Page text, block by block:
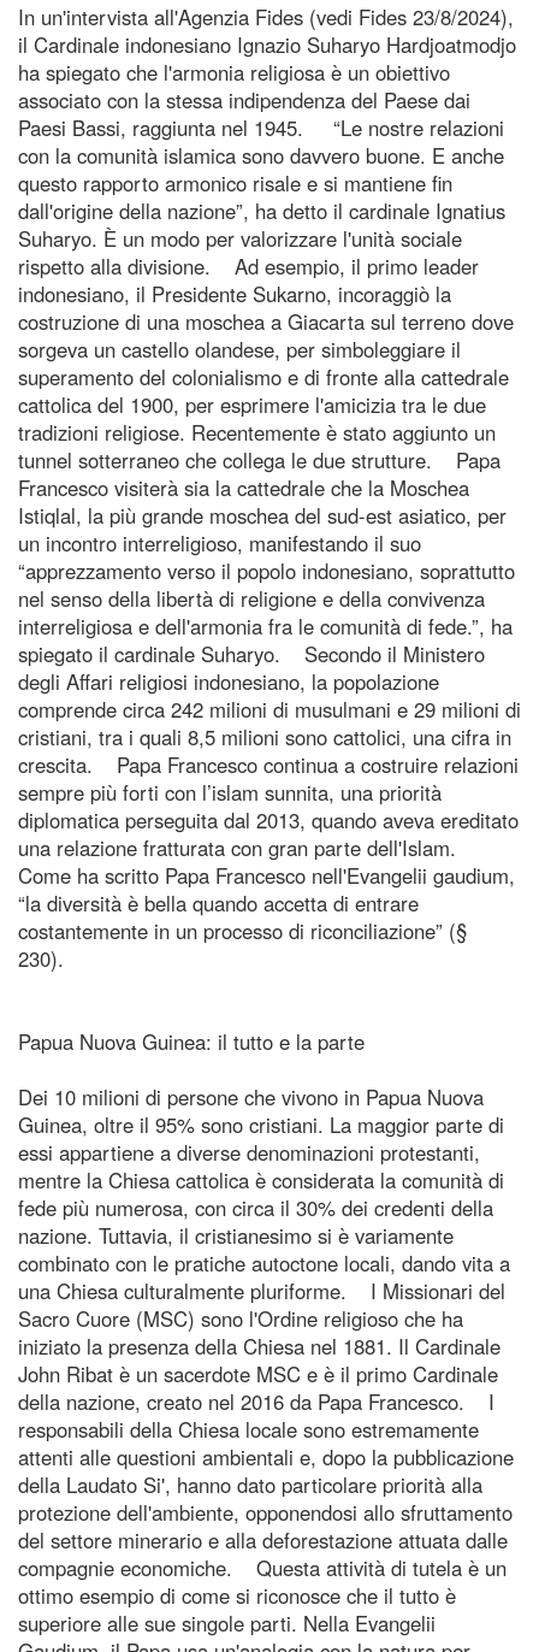
In un'intervista all'Agenzia Fides (vedi Fides 23/8/2024),
il Cardinale indonesiano Ignazio Suharyo Hardjoatmodjo
ha spiegato che l'armonia religiosa è un obiettivo
associato con la stessa indipendenza del Paese dai
Paesi Bassi, raggiunta nel 1945. “Le nostre relazioni
con la comunità islamica sono davvero buone. E anche
questo rapporto armonico risale e si mantiene fin
dall'origine della nazione”, ha detto il cardinale Ignatius
Suharyo. È un modo per valorizzare l'unità sociale
rispetto alla divisione. Ad esempio, il primo leader
indonesiano, il Presidente Sukarno, incoraggiò la
costruzione di una moschea a Giacarta sul terreno dove
sorgeva un castello olandese, per simboleggiare il
superamento del colonialismo e di fronte alla cattedrale
cattolica del 1900, per esprimere l'amicizia tra le due
tradizioni religiose. Recentemente è stato aggiunto un
tunnel sotterraneo che collega le due strutture. Papa
Francesco visiterà sia la cattedrale che la Moschea
Istiqlal, la più grande moschea del sud-est asiatico, per
un incontro interreligioso, manifestando il suo
“apprezzamento verso il popolo indonesiano, soprattutto
nel senso della libertà di religione e della convivenza
interreligiosa e dell'armonia fra le comunità di fede.”, ha
spiegato il cardinale Suharyo. Secondo il Ministero
degli Affari religiosi indonesiano, la popolazione
comprende circa 242 milioni di musulmani e 29 milioni di
cristiani, tra i quali 8,5 milioni sono cattolici, una cifra in
crescita. Papa Francesco continua a costruire relazioni
sempre più forti con l’islam sunnita, una priorità
diplomatica perseguita dal 2013, quando aveva ereditato
una relazione fratturata con gran parte dell'Islam.
Come ha scritto Papa Francesco nell'Evangelii gaudium,
“la diversità è bella quando accetta di entrare
costantemente in un processo di riconciliazione” (§
230).
Papua Nuova Guinea: il tutto e la parte
Dei 10 milioni di persone che vivono in Papua Nuova
Guinea, oltre il 95% sono cristiani. La maggior parte di
essi appartiene a diverse denominazioni protestanti,
mentre la Chiesa cattolica è considerata la comunità di
fede più numerosa, con circa il 30% dei credenti della
nazione. Tuttavia, il cristianesimo si è variamente
combinato con le pratiche autoctone locali, dando vita a
una Chiesa culturalmente pluriforme. I Missionari del
Sacro Cuore (MSC) sono l'Ordine religioso che ha
iniziato la presenza della Chiesa nel 1881. Il Cardinale
John Ribat è un sacerdote MSC e è il primo Cardinale
della nazione, creato nel 2016 da Papa Francesco. I
responsabili della Chiesa locale sono estremamente
attenti alle questioni ambientali e, dopo la pubblicazione
della Laudato Si', hanno dato particolare priorità alla
protezione dell'ambiente, opponendosi allo sfruttamento
del settore minerario e alla deforestazione attuata dalle
compagnie economiche. Questa attività di tutela è un
ottimo esempio di come si riconosce che il tutto è
superiore alle sue singole parti. Nella Evangelii